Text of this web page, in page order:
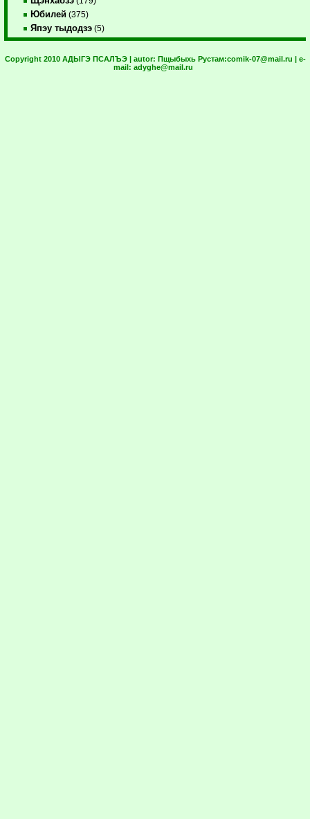
Юбилей (375)
Япэу тыдодзэ (5)
Copyright 2010 АДЫГЭ ПСАЛЪЭ | autor: Пщыбыхь Рустам:comik-07@mail.ru | e-
mail: adyghe@mail.ru